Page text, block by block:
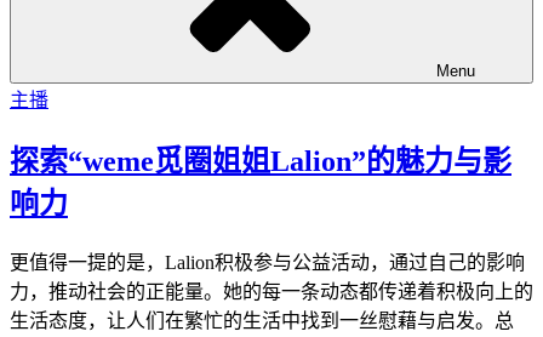
Menu
主播
探索“weme觅圈姐姐Lalion”的魅力与影
响力
更值得一提的是，Lalion积极参与公益活动，通过自己的影响
力，推动社会的正能量。她的每一条动态都传递着积极向上的
生活态度，让人们在繁忙的生活中找到一丝慰藉与启发。总